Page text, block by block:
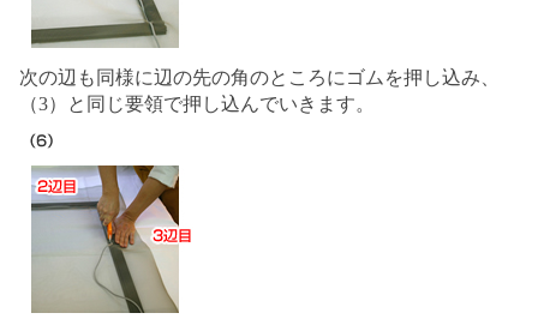
次の辺も同様に辺の先の角のところにゴムを押し込み、
（3）と同じ要領で押し込んでいきます。